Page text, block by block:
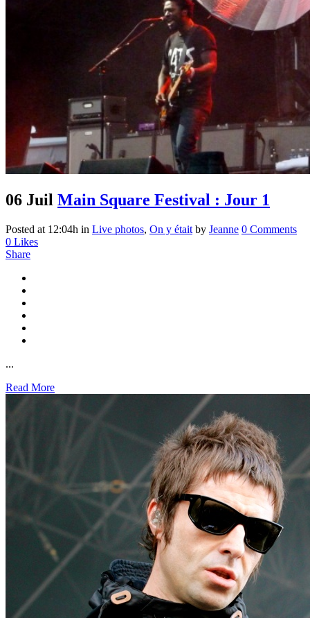
06 Juil Main Square Festival : Jour 1
Posted at 12:04h in Live photos, On y était by Jeanne 0 Comments
0 Likes
Share
...
Read More